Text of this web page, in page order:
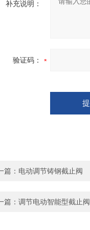
补充说明：
验证码：
篇： 电动调节铸钢截止阀
篇： 调节电动智能型截止阀